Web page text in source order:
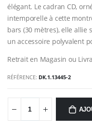
élégant. Le cadran CD,
intemporelle à cette
bars (30 mètres), elle
un accessoire polyvalent
Retrait en Magasin ou
RÉFÉRENCE: DK.1.13445-2